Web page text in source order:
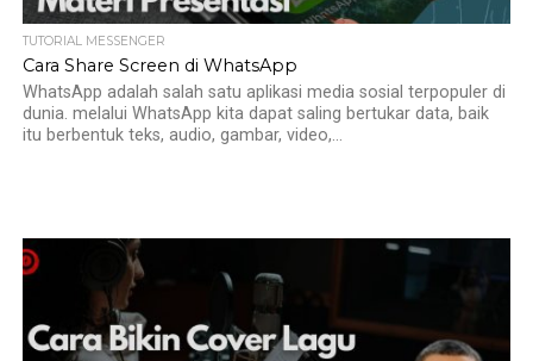
TUTORIAL MESSENGER
Cara Share Screen di WhatsApp
WhatsApp adalah salah satu aplikasi media sosial terpopuler di
dunia. melalui WhatsApp kita dapat saling bertukar data, baik
itu berbentuk teks, audio, gambar, video,...